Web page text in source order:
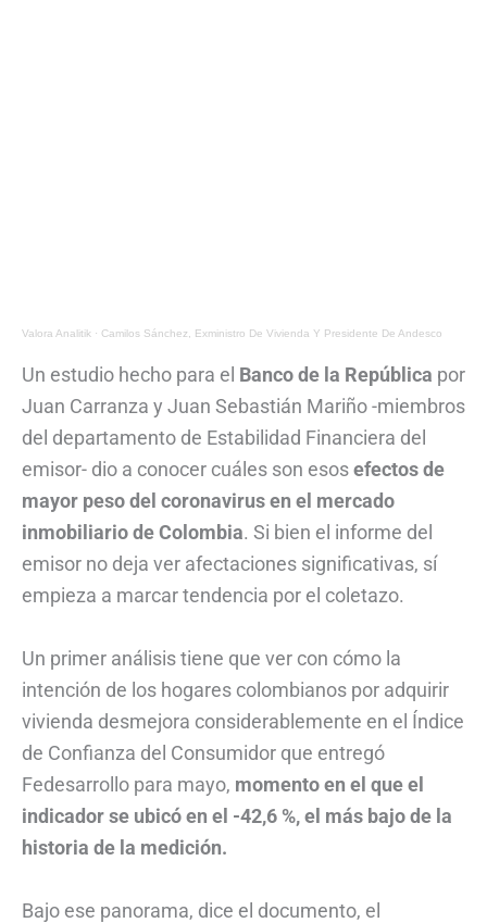
Valora Analitik · Camilos Sánchez, Exministro De Vivienda Y Presidente De Andesco
Un estudio hecho para el Banco de la República por
Juan Carranza y Juan Sebastián Mariño -miembros
del departamento de Estabilidad Financiera del
emisor- dio a conocer cuáles son esosefectos de
mayor peso del coronavirus en el mercado
inmobiliario de Colombia. Si bien el informe del
emisor no deja ver afectaciones significativas, sí
empieza a marcar tendencia por el coletazo.
Un primer análisis tiene que ver con cómo la
intención de los hogares colombianos por adquirir
vivienda desmejora considerablemente en el Índice
de Confianza del Consumidor que entregó
Fedesarrollo para mayo, momento en el que el
indicador se ubicó en el -42,6 %, el más bajo de la
historia de la medición.
Bajo ese panorama, dice el documento, el